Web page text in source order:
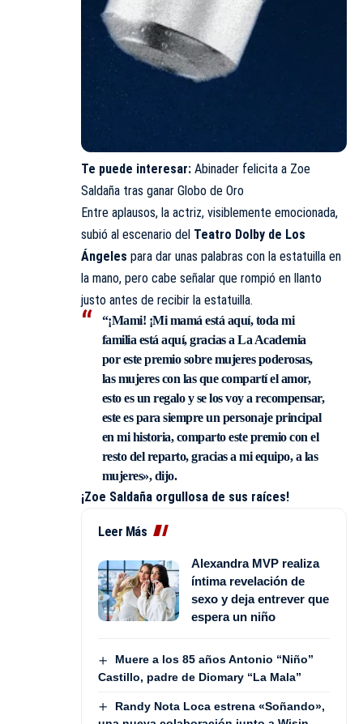
Te puede interesar: Abinader felicita a Zoe
Saldaña tras ganar Globo de Oro
Entre aplausos, la actriz, visiblemente emocionada,
subió al escenario del Teatro Dolby de Los
Ángeles para dar unas palabras con la estatuilla en
la mano, pero cabe señalar que rompió en llanto
justo antes de recibir la estatuilla.
“¡Mami! ¡Mi mamá está aquí, toda mi
familia está aquí, gracias a La Academia
por este premio sobre mujeres poderosas,
las mujeres con las que compartí el amor,
esto es un regalo y se los voy a recompensar,
este es para siempre un personaje principal
en mi historia, comparto este premio con el
resto del reparto, gracias a mi equipo, a las
mujeres», dijo.
¡Zoe Saldaña orgullosa de sus raíces!
Leer Más
Alexandra MVP realiza
íntima revelación de
sexo y deja entrever que
espera un niño
Muere a los 85 años Antonio “Niño”
Castillo, padre de Diomary “La Mala”
Randy Nota Loca estrena «Soñando»,